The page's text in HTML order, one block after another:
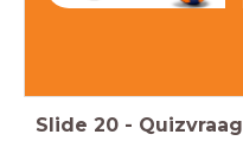
Slide 20 - Quizvraag